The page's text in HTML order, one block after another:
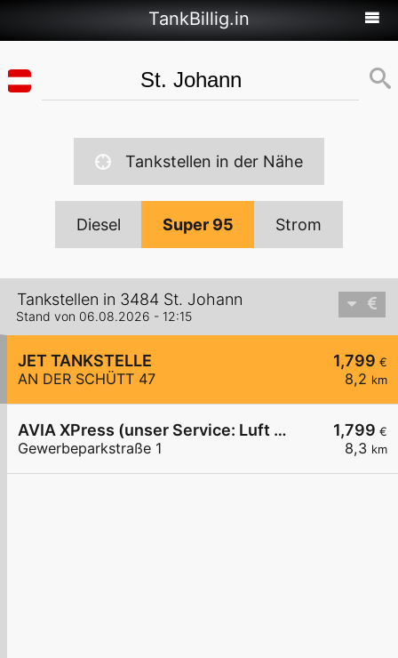
TankBillig.in
Tankstellen in der Nähe
Diesel Super 95 Strom
Tankstellen in 3484 St. Johann
Stand von 06.08.2026 - 12:15
1,799 €
8,2 km
JET TANKSTELLE
AN DER SCHÜTT 47
1,799 €
8,3 km
AVIA XPress (unser Service: Luft und Wasser)
Gewerbeparkstraße 1